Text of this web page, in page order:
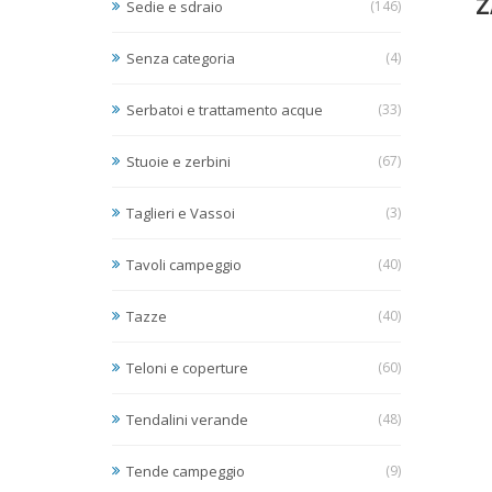
Sedie e sdraio (146)
Senza categoria (4)
Serbatoi e trattamento acque (33)
Stuoie e zerbini (67)
Taglieri e Vassoi (3)
Tavoli campeggio (40)
Tazze (40)
Teloni e coperture (60)
Tendalini verande (48)
Tende campeggio (9)